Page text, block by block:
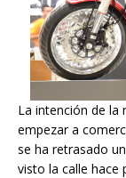
La intención de la
empezar a
se ha retrasado
visto la calle hace